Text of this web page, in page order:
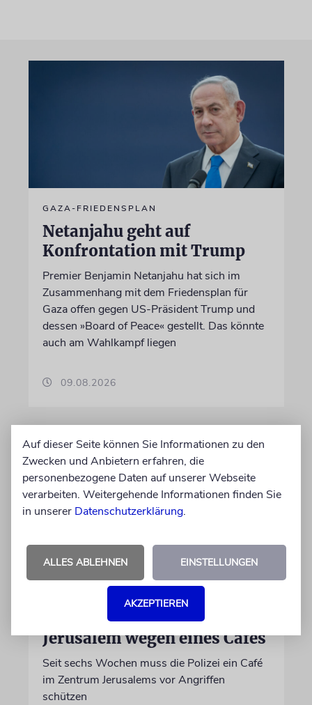
GAZA-FRIEDENSPLAN
Netanjahu geht auf
Konfrontation mit Trump
Premier Benjamin Netanjahu hat sich im
Zusammenhang mit dem Friedensplan für
Gaza offen gegen US-Präsident Trump und
dessen »Board of Peace« gestellt. Das könnte
auch am Wahlkampf liegen
09.08.2026
Zusammenstöße zwischen
Charedim und Säkularen in
Jerusalem wegen eines Cafés
Seit sechs Wochen muss die Polizei ein Café
im Zentrum Jerusalems vor Angriffen
schützen
Auf dieser Seite können Sie Informationen zu den
Zwecken und Anbietern erfahren, die
personenbezogene Daten auf unserer Webseite
verarbeiten. Weitergehende Informationen finden Sie
in unserer Datenschutzerklärung.
ALLES ABLEHNEN EINSTELLUNGEN
AKZEPTIEREN